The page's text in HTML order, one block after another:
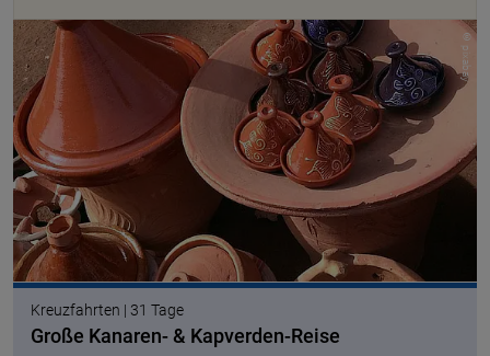
© pixabay
Kreuzfahrten | 31 Tage
Große Kanaren- & Kapverden-Reise